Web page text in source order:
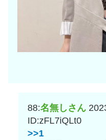
88:名無しさん
ID:zFL7iQLt0
>>1